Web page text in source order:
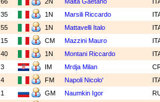
35
1N Marsili Riccardo
55
1N Mattavelli Italo
15
CM Mazzini Mauro
40
1N Montani Riccardo
3
IM Mrdja Milan
4
FM Napoli Nicolo'
1
GM Naumkin Igor